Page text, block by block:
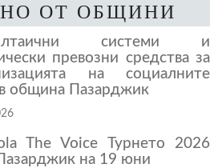
ОТ ОБЩИНИ
системи и
превозни средства за
на социалните
община Пазарджик
The Voice Турнето 2026
на 19 юни